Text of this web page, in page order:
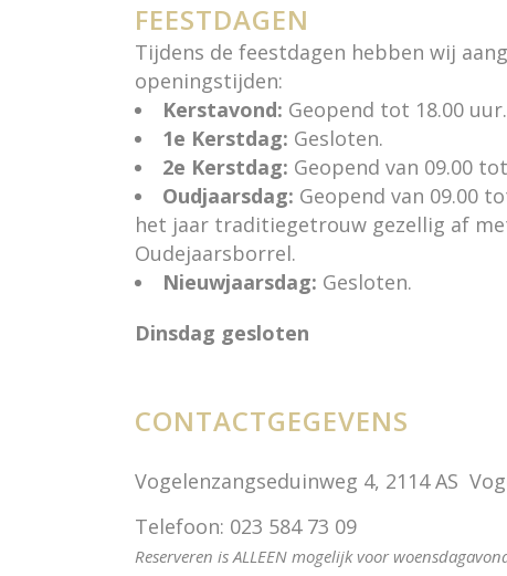
FEESTDAGEN
Tijdens de feestdagen hebben wij
openingstijden:
Kerstavond: Geopend tot 18.00 uur.
1e Kerstdag: Gesloten.
2e Kerstdag: Geopend van 09.00
Oudjaarsdag: Geopend van 09.00
het jaar traditiegetrouw gezellig af
Oudejaarsborrel.
Nieuwjaarsdag: Gesloten.
Dinsdag gesloten
CONTACTGEGEVENS
Vogelenzangseduinweg 4, 2114 AS
Telefoon: 023 584 73 09
Reserveren is ALLEEN mogelijk voor